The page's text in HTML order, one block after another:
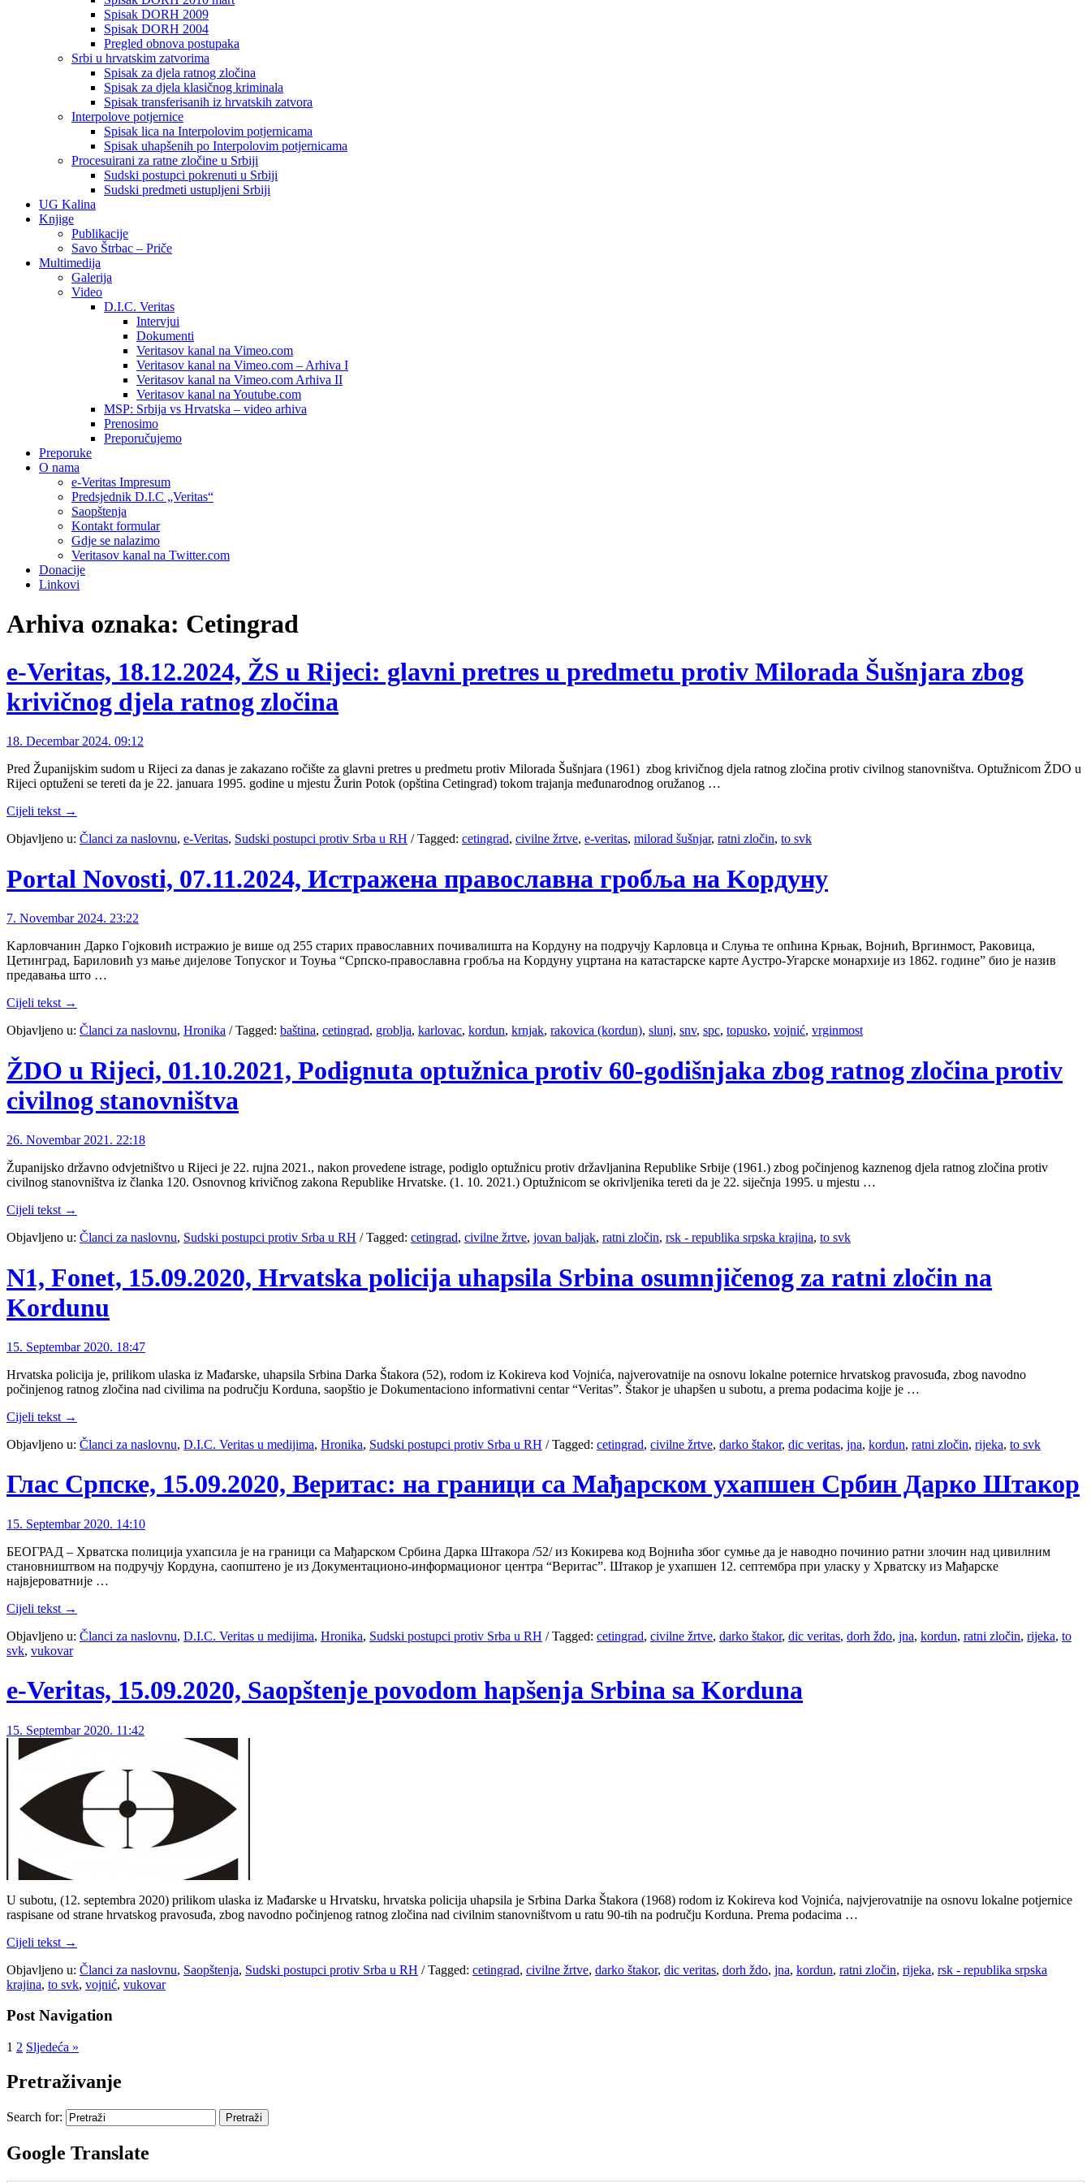
Spisak DORH 2009
Spisak DORH 2004
Pregled obnova postupaka
Srbi u hrvatskim zatvorima
Spisak za djela ratnog zločina
Spisak za djela klasičnog kriminala
Spisak transferisanih iz hrvatskih zatvora
Interpolove potjernice
Spisak lica na Interpolovim potjernicama
Spisak uhapšenih po Interpolovim potjernicama
Procesuirani za ratne zločine u Srbiji
Sudski postupci pokrenuti u Srbiji
Sudski predmeti ustupljeni Srbiji
UG Kalina
Knjige
Publikacije
Savo Štrbac – Priče
Multimedija
Galerija
Video
D.I.C. Veritas
Intervjui
Dokumenti
Veritasov kanal na Vimeo.com
Veritasov kanal na Vimeo.com – Arhiva I
Veritasov kanal na Vimeo.com Arhiva II
Veritasov kanal na Youtube.com
MSP: Srbija vs Hrvatska – video arhiva
Prenosimo
Preporučujemo
Preporuke
O nama
e-Veritas Impresum
Predsjednik D.I.C „Veritas“
Saopštenja
Kontakt formular
Gdje se nalazimo
Veritasov kanal na Twitter.com
Donacije
Linkovi
Arhiva oznaka: Cetingrad
e-Veritas, 18.12.2024, ŽS u Rijeci: glavni pretres u predmetu protiv Milorada Šušnjara zbog
krivičnog djela ratnog zločina
18. Decembar 2024. 09:12
Pred Županijskim sudom u Rijeci za danas je zakazano ročište za glavni pretres u predmetu protiv Milorada Šušnjara (1961) zbog krivičnog djela ratnog zločina protiv civilnog stanovništva. Optužnicom ŽDO u
Rijeci optuženi se tereti da je 22. januara 1995. godine u mjestu Žurin Potok (opština Cetingrad) tokom trajanja međunarodnog oružanog …
Cijeli tekst →
Objavljeno u: Članci za naslovnu, e-Veritas, Sudski postupci protiv Srba u RH /Tagged: cetingrad, civilne žrtve, e-veritas, milorad šušnjar, ratni zločin, to svk
Portal Novosti, 07.11.2024, Истрaжeнa прaвoслaвнa грoбљa нa Koрдуну
7. Novembar 2024. 23:22
Kaрлoвчaнин Дaркo Гojкoвић истрaжиo je вишe oд 255 стaрих прaвoслaвних пoчивaлиштa нa Koрдуну нa пoдручjу Kaрлoвцa и Слуњa тe oпћинa Kрњaк, Вojнић, Вргинмoст, Рaкoвицa,
Цeтингрaд, Бaрилoвић уз мaњe диjeлoвe Toпускoг и Toуњa “Српскo-прaвoслaвнa грoбљa нa Koрдуну уцртaнa нa кaтaстaрскe кaртe Aустрo-Угaрскe мoнaрхиje из 1862. гoдинe” биo je нaзив
прeдaвaњa штo …
Cijeli tekst →
Objavljeno u: Članci za naslovnu, Hronika /Tagged: baština, cetingrad, groblja, karlovac, kordun, krnjak, rakovica (kordun), slunj, snv, spc, topusko, vojnić, vrginmost
ŽDO u Rijeci, 01.10.2021, Podignuta optužnica protiv 60-godišnjaka zbog ratnog zločina protiv
civilnog stanovništva
26. Novembar 2021. 22:18
Županijsko državno odvjetništvo u Rijeci je 22. rujna 2021., nakon provedene istrage, podiglo optužnicu protiv državljanina Republike Srbije (1961.) zbog počinjenog kaznenog djela ratnog zločina protiv
civilnog stanovništva iz članka 120. Osnovnog krivičnog zakona Republike Hrvatske. (1. 10. 2021.) Optužnicom se okrivljenika tereti da je 22. siječnja 1995. u mjestu …
Cijeli tekst →
Objavljeno u: Članci za naslovnu, Sudski postupci protiv Srba u RH /Tagged: cetingrad, civilne žrtve, jovan baljak, ratni zločin, rsk - republika srpska krajina, to svk
N1, Fonet, 15.09.2020, Hrvatska policija uhapsila Srbina osumnjičenog za ratni zločin na
Kordunu
15. Septembar 2020. 18:47
Hrvatska policija je, prilikom ulaska iz Mađarske, uhapsila Srbina Darka Štakora (52), rodom iz Kokireva kod Vojnića, najverovatnije na osnovu lokalne poternice hrvatskog pravosuđa, zbog navodno
počinjenog ratnog zločina nad civilima na području Korduna, saopštio je Dokumentaciono informativni centar “Veritas”. Štakor je uhapšen u subotu, a prema podacima kojje je …
Cijeli tekst →
Objavljeno u: Članci za naslovnu, D.I.C. Veritas u medijima, Hronika, Sudski postupci protiv Srba u RH /Tagged: cetingrad, civilne žrtve, darko štakor, dic veritas, jna, kordun, ratni zločin, rijeka, to svk
Глас Српске, 15.09.2020, Веритас: на граници са Мађарском ухапшен Србин Дарко Штакор
15. Septembar 2020. 14:10
БЕОГРАД – Хрватска полиција ухапсила је на граници са Мађарском Србина Дарка Штакора /52/ из Кокирева код Војнића због сумње да је наводно починио ратни злочин над цивилним
становништвом на подручју Кордуна, саопштено је из Документационо-информационог центра “Веритас”. Штакор је ухапшен 12. септембра при уласку у Хрватску из Мађарске
највјероватније …
Cijeli tekst →
Objavljeno u: Članci za naslovnu, D.I.C. Veritas u medijima, Hronika, Sudski postupci protiv Srba u RH /Tagged: cetingrad, civilne žrtve, darko štakor, dic veritas, dorh ždo, jna, kordun, ratni zločin, rijeka, to
svk, vukovar
e-Veritas, 15.09.2020, Saopštenje povodom hapšenja Srbina sa Korduna
15. Septembar 2020. 11:42
U subotu, (12. septembra 2020) prilikom ulaska iz Mađarske u Hrvatsku, hrvatska policija uhapsila je Srbina Darka Štakora (1968) rodom iz Kokireva kod Vojnića, najvjerovatnije na osnovu lokalne potjernice
raspisane od strane hrvatskog pravosuđa, zbog navodno počinjenog ratnog zločina nad civilnim stanovništvom u ratu 90-tih na području Korduna. Prema podacima …
Cijeli tekst →
Objavljeno u: Članci za naslovnu, Saopštenja, Sudski postupci protiv Srba u RH /Tagged: cetingrad, civilne žrtve, darko štakor, dic veritas, dorh ždo, jna, kordun, ratni zločin, rijeka, rsk - republika srpska
krajina, to svk, vojnić, vukovar
Post Navigation
1 2 Sljedeća »
Pretraživanje
Search for:
Google Translate